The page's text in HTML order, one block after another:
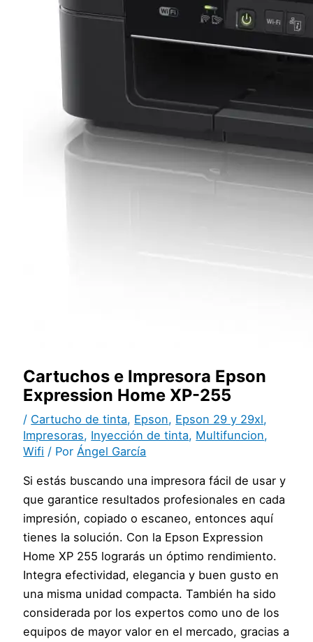
Cartuchos e Impresora Epson
Expression Home XP-255
/ Cartucho de tinta, Epson, Epson 29 y 29xl,
Impresoras, Inyección de tinta, Multifuncion,
Wifi / PorÁngel García
Si estás buscando una impresora fácil de usar y
que garantice resultados profesionales en cada
impresión, copiado o escaneo, entonces aquí
tienes la solución. Con la Epson Expression
Home XP 255 lograrás un óptimo rendimiento.
Integra efectividad, elegancia y buen gusto en
una misma unidad compacta. También ha sido
considerada por los expertos como uno de los
equipos de mayor valor en el mercado, gracias a